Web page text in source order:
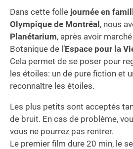
Dans cette folle journée en
Olympique de Montréal, nous
Planétarium, après avoir
Botanique de l’Espace pour la
Cela permet de se poser pour
les étoiles: un de pure fiction et
reconnaître les étoiles.
Les plus petits sont acceptés
de bruit. En cas de problème,
vous ne pourrez pas rentrer.
Le premier film dure 20 min, le